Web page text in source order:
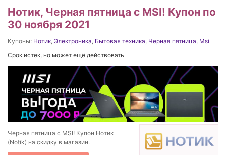
Нотик, Черная пятница с MSI! Купон по
30 ноября 2021
Купоны: Нотик, Электроника, Бытовая техника, Черная пятница, Msi
Срок истек, но может ещё действовать
Черная пятница с MSI! Купон Нотик
(Notik) на скидку в магазин.